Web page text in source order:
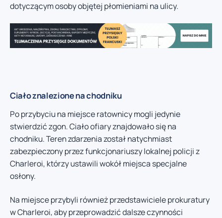
dotyczącym osoby objętej płomieniami na ulicy.
Ciało znalezione na chodniku
Po przybyciu na miejsce ratownicy mogli jedynie
stwierdzić zgon. Ciało ofiary znajdowało się na
chodniku. Teren zdarzenia został natychmiast
zabezpieczony przez funkcjonariuszy lokalnej policji z
Charleroi, którzy ustawili wokół miejsca specjalne
osłony.
Na miejsce przybyli również przedstawiciele prokuratury
w Charleroi, aby przeprowadzić dalsze czynności